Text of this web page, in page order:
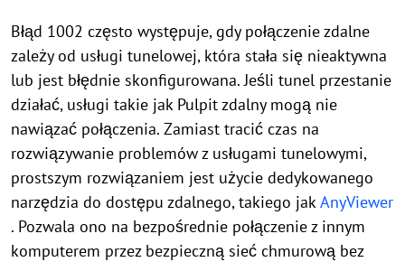
Błąd 1002 często występuje, gdy połączenie zdalne
zależy od usługi tunelowej, która stała się nieaktywna
lub jest błędnie skonfigurowana. Jeśli tunel przestanie
działać, usługi takie jak Pulpit zdalny mogą nie
nawiązać połączenia. Zamiast tracić czas na
rozwiązywanie problemów z usługami tunelowymi,
prostszym rozwiązaniem jest użycie dedykowanego
narzędzia do dostępu zdalnego, takiego jakAnyViewer
. Pozwala ono na bezpośrednie połączenie z innym
komputerem przez bezpieczną sieć chmurową bez